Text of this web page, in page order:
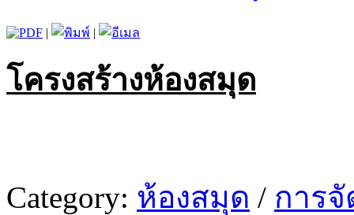
| |
โครงสร้างห้องสมุด
Category: ห้องสมุด / การ